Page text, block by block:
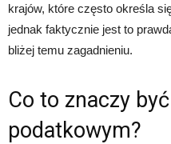
krajów, które często określa
jednak faktycznie jest to
bliżej temu zagadnieniu.
Co to znaczy
podatkowym?